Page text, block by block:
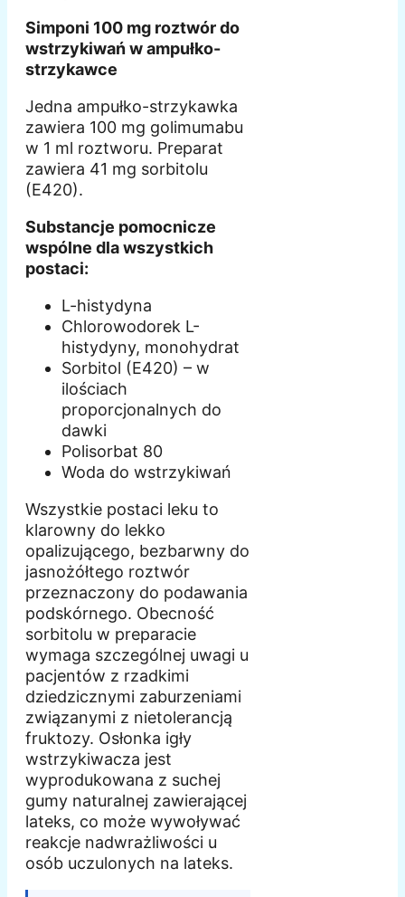
Simponi 100 mg roztwór do
wstrzykiwań w ampułko-
strzykawce
Jedna ampułko-strzykawka
zawiera 100 mg golimumabu
w 1 ml roztworu. Preparat
zawiera 41 mg sorbitolu
(E420).
Substancje pomocnicze
wspólne dla wszystkich
postaci:
L-histydyna
Chlorowodorek L-
histydyny, monohydrat
Sorbitol (E420) – w
ilościach
proporcjonalnych do
dawki
Polisorbat 80
Woda do wstrzykiwań
Wszystkie postaci leku to
klarowny do lekko
opalizującego, bezbarwny do
jasnożółtego roztwór
przeznaczony do podawania
podskórnego. Obecność
sorbitolu w preparacie
wymaga szczególnej uwagi u
pacjentów z rzadkimi
dziedzicznymi zaburzeniami
związanymi z nietolerancją
fruktozy. Osłonka igły
wstrzykiwacza jest
wyprodukowana z suchej
gumy naturalnej zawierającej
lateks, co może wywoływać
reakcje nadwrażliwości u
osób uczulonych na lateks.